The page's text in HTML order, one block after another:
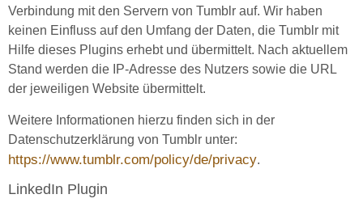
Verbindung mit den Servern von Tumblr auf. Wir haben
keinen Einfluss auf den Umfang der Daten, die Tumblr mit
Hilfe dieses Plugins erhebt und übermittelt. Nach aktuellem
Stand werden die IP-Adresse des Nutzers sowie die URL
der jeweiligen Website übermittelt.
Weitere Informationen hierzu finden sich in der
Datenschutzerklärung von Tumblr unter:
https://www.tumblr.com/policy/de/privacy.
LinkedIn Plugin